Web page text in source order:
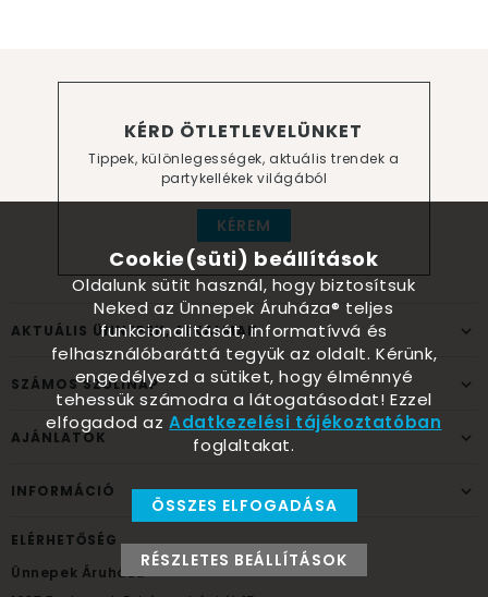
KÉRD ÖTLETLEVELÜNKET
Tippek, különlegességek, aktuális trendek a
partykellékek világából
KÉREM
AKTUÁLIS ÜNNEPEK, ALKALMAK
SZÁMOS SZÜLINAP
AJÁNLATOK
INFORMÁCIÓ
ELÉRHETŐSÉG
Ünnepek Áruháza
Cookie(süti) beállítások
Oldalunk sütit használ, hogy biztosítsuk
Neked az Ünnepek Áruháza® teljes
funkcionalitását, informatívvá és
felhasználóbaráttá tegyük az oldalt. Kérünk,
engedélyezd a sütiket, hogy élménnyé
tehessük számodra a látogatásodat! Ezzel
elfogadod azAdatkezelési tájékoztatóban
foglaltakat.
ÖSSZES ELFOGADÁSA
RÉSZLETES BEÁLLÍTÁSOK